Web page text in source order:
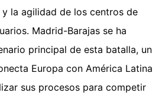
la agilidad de los centros de
Madrid-Barajas se ha
principal de esta batalla, un
Europa con América Latina
sus procesos para competir